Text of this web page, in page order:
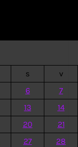
s
v
6
7
13
14
20
21
27
28